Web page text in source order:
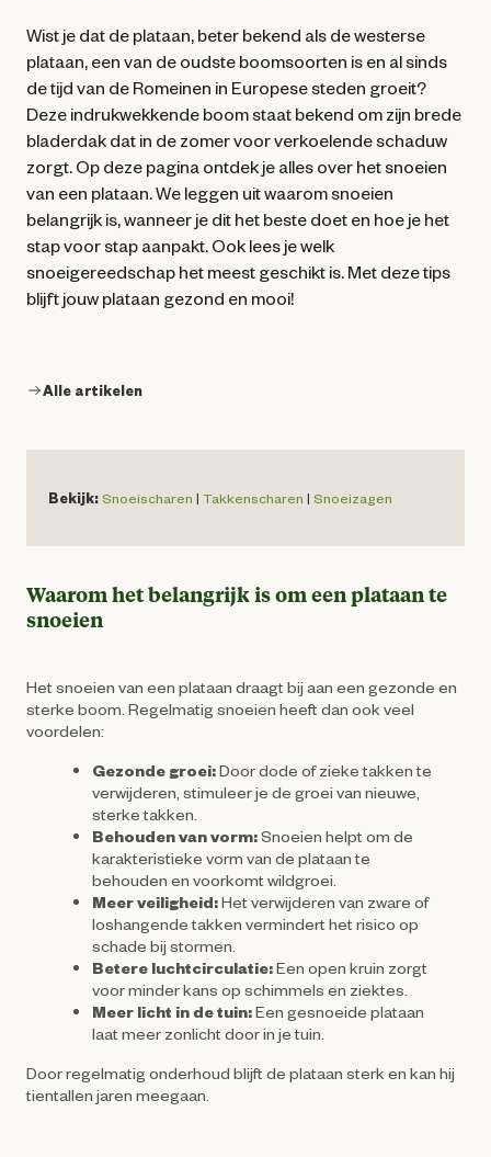
Wist je dat de plataan, beter bekend als de westerse
plataan, een van de oudste boomsoorten is en al sinds
de tijd van de Romeinen in Europese steden groeit?
Deze indrukwekkende boom staat bekend om zijn brede
bladerdak dat in de zomer voor verkoelende schaduw
zorgt. Op deze pagina ontdek je alles over het snoeien
van een plataan. We leggen uit waarom snoeien
belangrijk is, wanneer je dit het beste doet en hoe je het
stap voor stap aanpakt. Ook lees je welk
snoeigereedschap het meest geschikt is. Met deze tips
blijft jouw plataan gezond en mooi!
Alle artikelen
Bekijk: Snoeischaren | Takkenscharen | Snoeizagen
Waarom het belangrijk is om een plataan te
snoeien
Het snoeien van een plataan draagt bij aan een gezonde en
sterke boom. Regelmatig snoeien heeft dan ook veel
voordelen:
Gezonde groei:Door dode of zieke takken te
verwijderen, stimuleer je de groei van nieuwe,
sterke takken.
Behouden van vorm:Snoeien helpt om de
karakteristieke vorm van de plataan te
behouden en voorkomt wildgroei.
Meer veiligheid:Het verwijderen van zware of
loshangende takken vermindert het risico op
schade bij stormen.
Betere luchtcirculatie:Een open kruin zorgt
voor minder kans op schimmels en ziektes.
Meer licht in de tuin:Een gesnoeide plataan
laat meer zonlicht door in je tuin.
Door regelmatig onderhoud blijft de plataan sterk en kan hij
tientallen jaren meegaan.